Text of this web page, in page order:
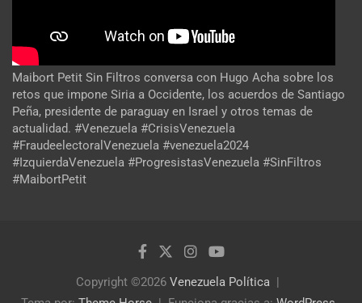
Maibort Petit Sin Filtros conversa con Hugo Acha sobre los
retos que impone Siria a Occidente, los acuerdos de Santiago
Peña, presidente de paraguay en Israel y otros temas de
actualidad. #Venezuela #CrisisVenezuela
#FraudeelectoralVenezuela #venezuela2024
#IzquierdaVenezuela #ProgresistasVenezuela #SinFiltros
#MaibortPetit
Copyright ©2026 Venezuela Política